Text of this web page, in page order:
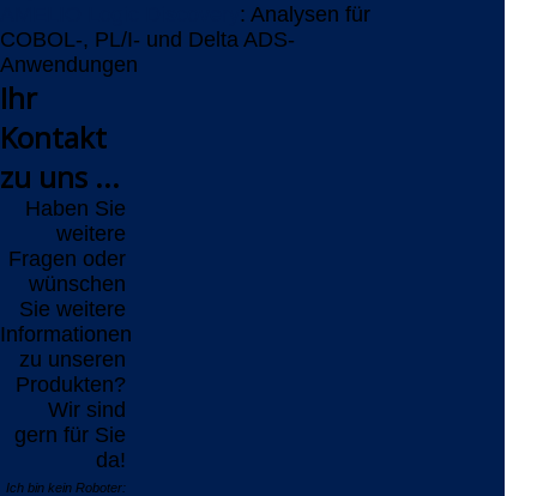
: Analysen für
COBOL-, PL/I- und Delta ADS-
Anwendungen
Ihr
Kontakt
zu uns ...
Haben Sie
weitere
Fragen oder
wünschen
Sie weitere
Informationen
zu unseren
Produkten?
Wir sind
gern für Sie
da!
Ich bin kein Roboter: